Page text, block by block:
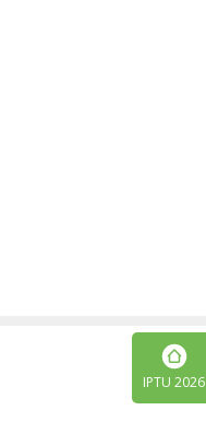
IPTU 2026